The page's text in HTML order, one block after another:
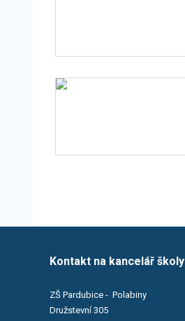
Kontakt na kancelář školy
ZŠ Pardubice - Polabiny
Družstevní 305